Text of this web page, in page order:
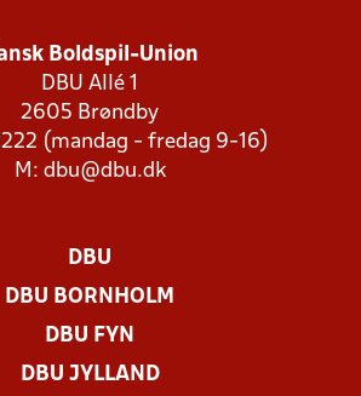
Boldspil-Union
DBU Allé 1
2605 Brøndby
(mandag - fredag 9-16)
M: dbu@dbu.dk
DBU
DBU BORNHOLM
DBU FYN
DBU JYLLAND